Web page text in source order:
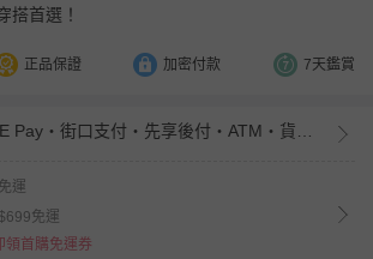
搭首選！
正品保證 加密付款 7天鑑賞
運
免運
領首購免運券